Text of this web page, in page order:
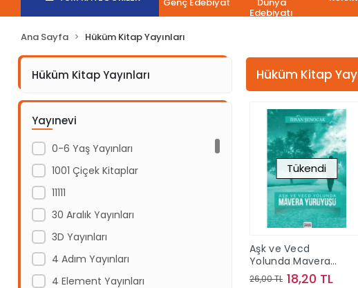
Edebiyatı
Ana Sayfa Hüküm Kitap Yayınları
Hüküm Kitap Yayınları
Yayınevi
0-6 Yaş Yayınları
1001 Çiçek Kitaplar
11111
30 Aralık Yayınları
3D Yayınları
4 Adım Yayınları
4 Element Yayınları
Hüküm Kitap
Tükendi
Aşk ve Vecd
Yolunda Mavera
Yürüyüşü
26,00 TL 18,20 TL